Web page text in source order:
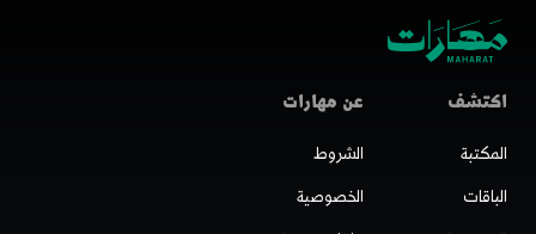
اكتشف
المكتبة
الباقات
عن مهارات
الشروط
الخصوصية